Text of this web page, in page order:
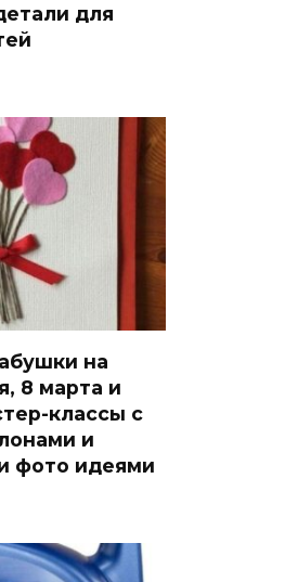
для
на
8 марта и
классы с
и
фото идеями